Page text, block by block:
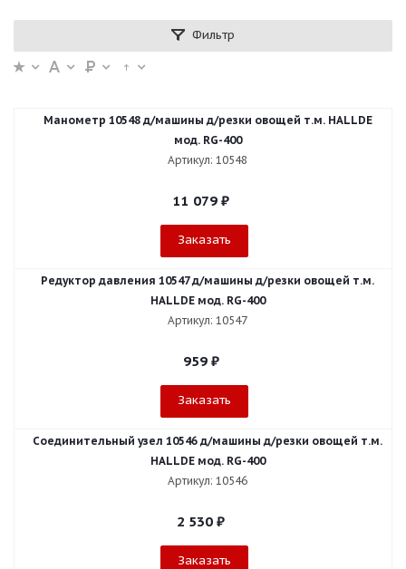
Фильтр
Манометр 10548 д/машины д/резки овощей т.м. HALLDE
мод. RG-400
Артикул: 10548
11 079₽
Заказать
Редуктор давления 10547 д/машины д/резки овощей т.м.
HALLDE мод. RG-400
Артикул: 10547
959₽
Заказать
Соединительный узел 10546 д/машины д/резки овощей т.м.
HALLDE мод. RG-400
Артикул: 10546
2 530 ₽
Заказать